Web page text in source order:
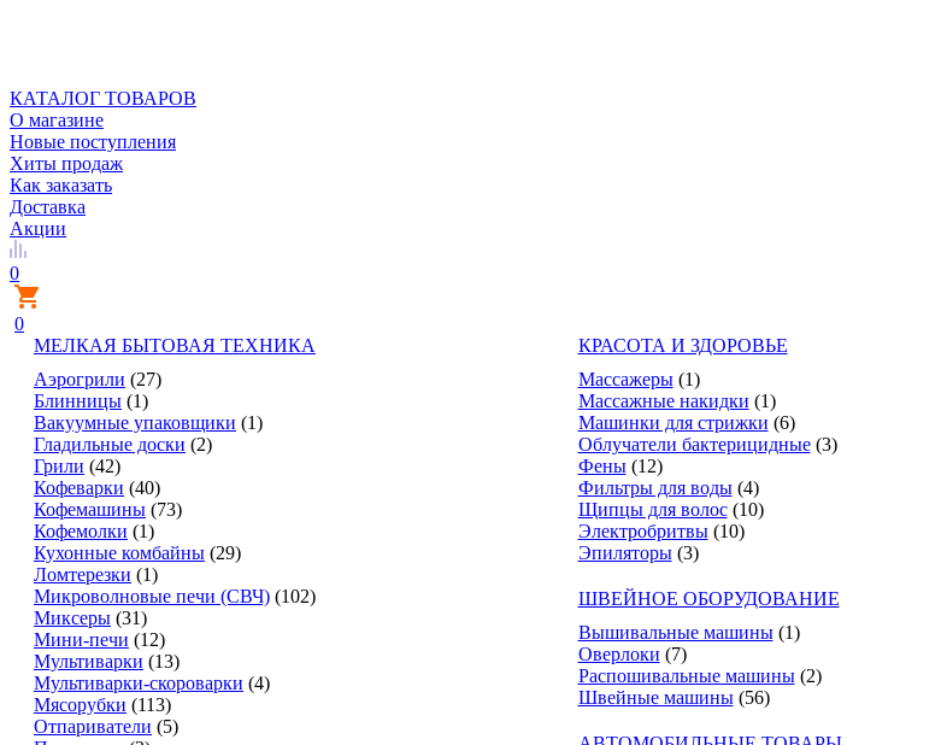
КАТАЛОГ ТОВАРОВ
О магазине
Новые поступления
Хиты продаж
Как заказать
Доставка
Акции
0
0
МЕЛКАЯ БЫТОВАЯ ТЕХНИКА
Аэрогрили (27)
Блинницы (1)
Вакуумные упаковщики (1)
Гладильные доски (2)
Грили (42)
Кофеварки (40)
Кофемашины (73)
Кофемолки (1)
Кухонные комбайны (29)
Ломтерезки (1)
Микроволновые печи (СВЧ) (102)
Миксеры (31)
Мини-печи (12)
Мультиварки (13)
Мультиварки-скороварки (4)
Мясорубки (113)
Отпариватели (5)
КРАСОТА И ЗДОРОВЬЕ
Массажеры (1)
Массажные накидки (1)
Машинки для стрижки (6)
Облучатели бактерицидные (3)
Фены (12)
Фильтры для воды (4)
Щипцы для волос (10)
Электробритвы (10)
Эпиляторы (3)
ШВЕЙНОЕ ОБОРУДОВАНИЕ
Вышивальные машины (1)
Оверлоки (7)
Распошивальные машины (2)
Швейные машины (56)